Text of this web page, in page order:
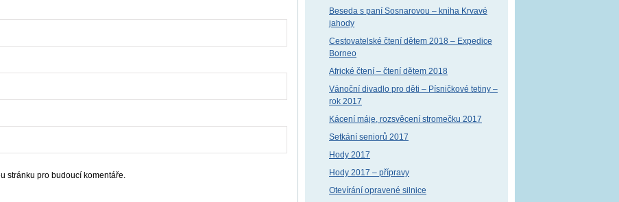
stránku pro budoucí komentáře.
Beseda s paní Sosnarovou – kniha Krvavé
jahody
Cestovatelské čtení dětem 2018 – Expedice
Borneo
Africké čtení – čtení dětem 2018
Vánoční divadlo pro děti – Písničkové tetiny –
rok 2017
Kácení máje, rozsvěcení stromečku 2017
Setkání seniorů 2017
Hody 2017
Hody 2017 – přípravy
Otevírání opravené silnice